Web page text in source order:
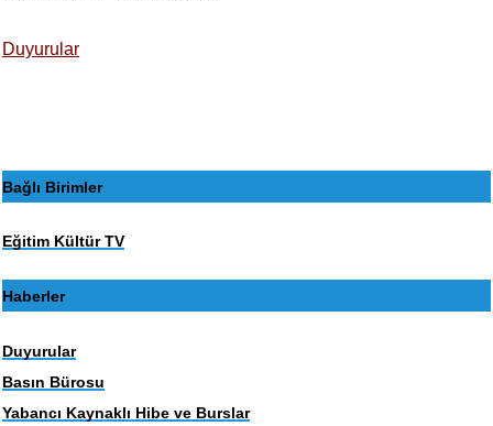
Duyurular
Bağlı Birimler
Eğitim Kültür TV
Haberler
Duyurular
Basın Bürosu
Yabancı Kaynaklı Hibe ve Burslar